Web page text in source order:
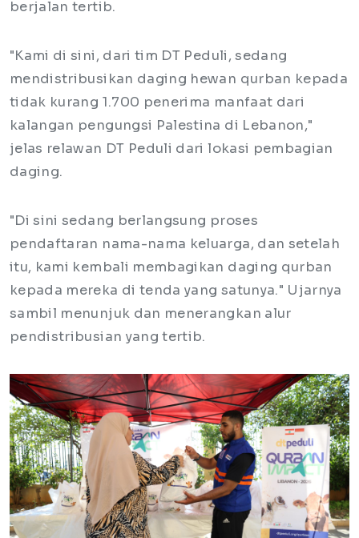
berjalan tertib.
"Kami di sini, dari tim DT Peduli, sedang
mendistribusikan daging hewan qurban kepada
tidak kurang 1.700 penerima manfaat dari
kalangan pengungsi Palestina di Lebanon,"
jelas relawan DT Peduli dari lokasi pembagian
daging.
"Di sini sedang berlangsung proses
pendaftaran nama-nama keluarga, dan setelah
itu, kami kembali membagikan daging qurban
kepada mereka di tenda yang satunya." Ujarnya
sambil menunjuk dan menerangkan alur
pendistribusian yang tertib.